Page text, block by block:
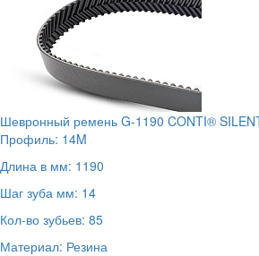
Шевронный ремень G-1190 CONTI®
Профиль: 14M
Длина в мм: 1190
Шаг зуба мм: 14
Кол-во зубьев: 85
Материал: Резина